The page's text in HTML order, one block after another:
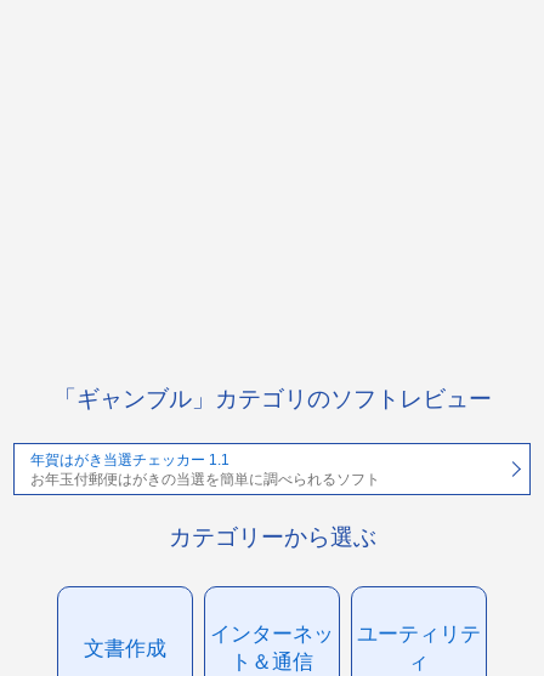
「ギャンブル」カテゴリのソフトレビュー
年賀はがき当選チェッカー 1.1
お年玉付郵便はがきの当選を簡単に調べられるソフト
カテゴリーから選ぶ
文書作成
インターネッ
ト＆通信
ユーティリテ
ィ